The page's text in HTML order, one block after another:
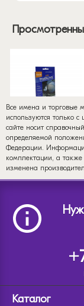
Все имена и торговые
используются только
сайте носит
определяемой
Федерации.
комплектации, а
изменена
Каталог